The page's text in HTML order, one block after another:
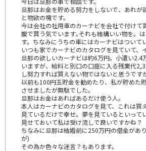
旦那はお金を貯める努力をしないで、あれが
と物欲の塊です。
今は会社の社用車のカーナビを会社で付けて
腹で買う気でいます｡それも結構いい物を。
す。ちなみにうちの車にはカーナビはついてい
いつも家でカーナビのカタログを見ていて、
旦那の欲しいカーナビは約6万円。小遣い2.4
いますが、給料と別口の口座に入る残業代
し努力すれば買えない物ではないと思うです
以前も100円玉貯金を勧めたり、私が貯めた
させましたが無駄でした。
旦那はお金はあればあるだけ使う人。
本人はカーナビのカタログを見て、これは買
見ているだけで幸せ。夢を見ているといって
見せておいて私は受け流しで良いですかね？
ちなみに旦那は結婚前に250万円の借金があ
が)
その為か色々な迷言？もあります。